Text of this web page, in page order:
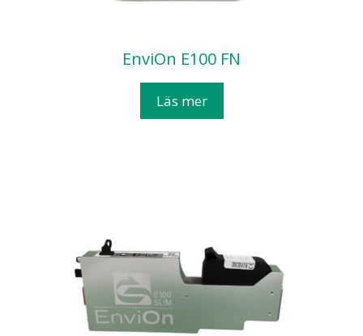
EnviOn E100 FN
Läs mer